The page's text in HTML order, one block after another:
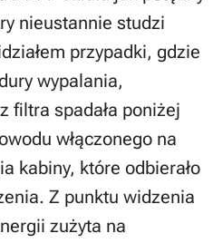
nieustannie studzi
przypadki, gdzie
wypalania,
filtra spadała poniżej
włączonego na
kabiny, które odbierało
Z punktu widzenia
zużyta na